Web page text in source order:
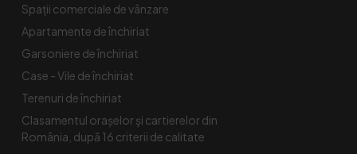
Spaţii comerciale de vânzare
Apartamente de închiriat
Garsoniere de închiriat
Case - Vile de închiriat
Terenuri de închiriat
Clasamentul orașelor și cartierelor din
România, după 16 criterii de calitate